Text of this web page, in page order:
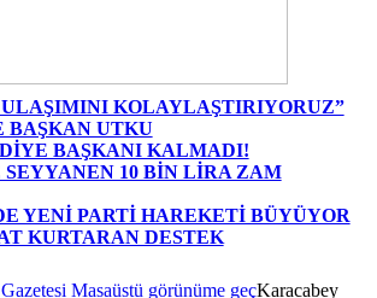
KOLAYLAŞTIRIYORUZ”
BAŞKAN UTKU
BAŞKANI KALMADI!
10 BİN LİRA ZAM
YENİ PARTİ HAREKETİ BÜYÜYOR
KURTARAN DESTEK
Masaüstü görünüme geçKaracabey